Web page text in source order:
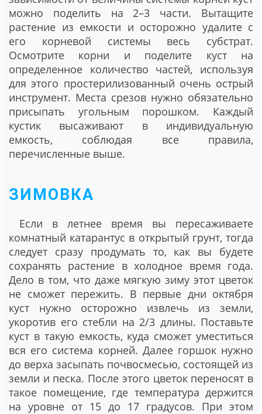
можно поделить на 2–3 части. Вытащите
растение из емкости и осторожно удалите с
его корневой системы весь субстрат.
Осмотрите корни и поделите куст на
определенное количество частей, используя
для этого простерилизованный очень острый
инструмент. Места срезов нужно обязательно
присыпать угольным порошком. Каждый
кустик высаживают в индивидуальную
емкость, соблюдая все правила,
перечисленные выше.
ЗИМОВКА
Если в летнее время вы пересаживаете
комнатный катарантус в открытый грунт, тогда
следует сразу продумать то, как вы будете
сохранять растение в холодное время года.
Дело в том, что даже мягкую зиму этот цветок
не сможет пережить. В первые дни октября
куст нужно осторожно извлечь из земли,
укоротив его стебли на 2/3 длины. Поставьте
куст в такую емкость, куда сможет уместиться
вся его система корней. Далее горшок нужно
до верха засыпать почвосмесью, состоящей из
земли и песка. После этого цветок переносят в
такое помещение, где температура держится
на уровне от 15 до 17 градусов. При этом